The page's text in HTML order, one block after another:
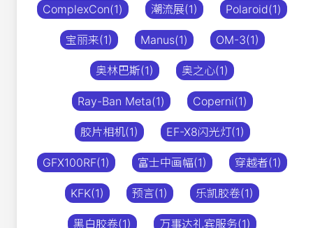
ComplexCon(1) 潮流展(1) Polaroid(1)
宝丽来(1) Manus(1) OM-3(1)
奥林巴斯(1) 奥之心(1)
Ray-Ban Meta(1) Coperni(1)
胶片相机(1) EF-X8闪光灯(1)
GFX100RF(1) 富士中画幅(1) 穿越者(1)
KFK(1) 预言(1) 乐凯胶卷(1)
黑白胶卷(1) 万事达礼宾服务(1)